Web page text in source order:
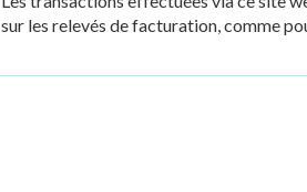
sur les relevés de facturation, comme